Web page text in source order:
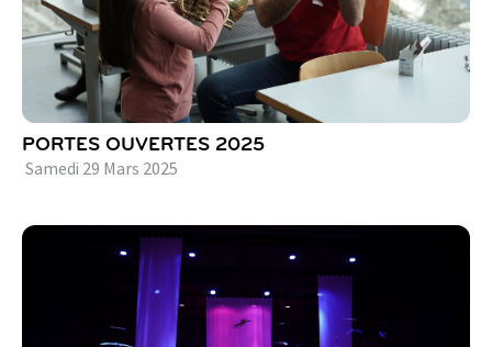
PORTES OUVERTES 2025
Samedi 29 Mars 2025